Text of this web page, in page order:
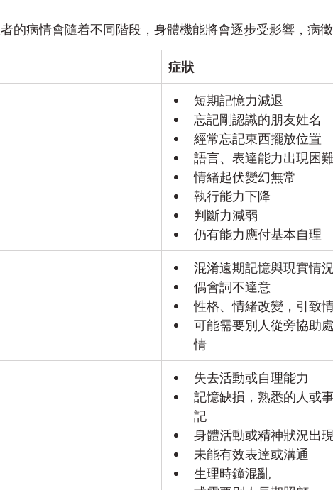
的病情會隨着不同階段，身體機能將會逐步受影響，病
症狀
短期記憶力減退
忘記剛認識的朋友姓名
經常忘記東西擺放位置
語言、表達能力出現困
情緒起伏變幻無常
執行能力下降
判斷力減弱
仍有能力應付基本自理
混淆遠期記憶與現實情況
偶會詞不達意
性格、情緒改變，引致
可能需要別人從旁協助
情
失去活動或自理能力
記憶缺損，熟悉的人或
記
身體活動或精神狀況出
未能有效表達或溝通
生理時鐘混亂